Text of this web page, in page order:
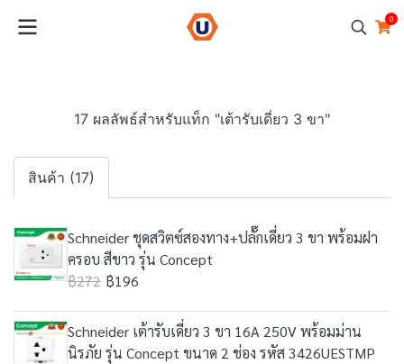
0
17 ผลลัพธ์สำหรับแท็ก "เต้ารับเดี่ยว 3 ขา"
สินค้า (17)
Schneider ชุดสวิตซ์สองทาง+ปลั๊กเดี่ยว 3 ขา พร้อมฝา
ครอบ สีขาว รุ่น Concept
฿272 ฿196
Schneider เต้ารับเดี่ยว 3 ขา 16A 250V พร้อมม่าน
นิรภัย รุ่น Concept ขนาด 2 ช่อง รหัส 3426UESTMP